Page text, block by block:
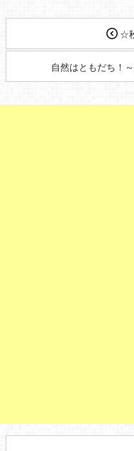
☆
自然はともだち！